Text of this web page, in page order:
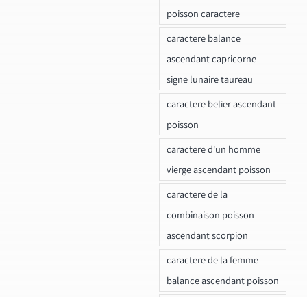
poisson caractere
caractere balance
ascendant capricorne
signe lunaire taureau
caractere belier ascendant
poisson
caractere d'un homme
vierge ascendant poisson
caractere de la
combinaison poisson
ascendant scorpion
caractere de la femme
balance ascendant poisson